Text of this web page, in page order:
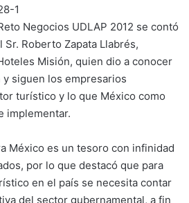
Negocios UDLAP 2012 se contó
Roberto Zapata Llabrés,
Misión, quien dio a conocer
siguen los empresarios
turístico y lo que México como
implementar.
México es un tesoro con infinidad
por lo que destacó que para
en el país se necesita contar
del sector gubernamental, a fin